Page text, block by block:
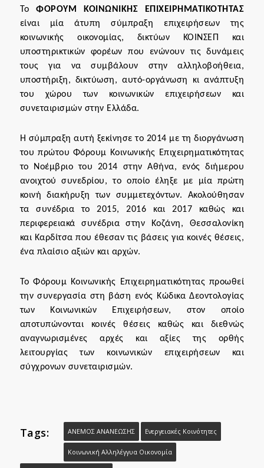
ΤοΦΟΡΟΥΜ ΚΟΙΝΩΝΙΚΗΣ ΕΠΙΧΕΙΡΗΜΑΤΙΚΟΤΗΤΑΣ
είναι μία άτυπη σύμπραξη επιχειρήσεων της
κοινωνικής οικονομίας, δικτύων ΚΟΙΝΣΕΠ και
υποστηρικτικών φορέων που ενώνουν τις δυνάμεις
τους για να συμβάλουν στην αλληλοβοήθεια,
υποστήριξη, δικτύωση, αυτό-οργάνωση κι ανάπτυξη
του χώρου των κοινωνικών επιχειρήσεων και
συνεταιρισμών στην Ελλάδα.
Η σύμπραξη αυτή ξεκίνησε το 2014 με τη διοργάνωση
του πρώτου Φόρουμ Κοινωνικής Επιχειρηματικότητας
το Νοέμβριο του 2014 στην Αθήνα, ενός διήμερου
ανοιχτού συνεδρίου, το οποίο έληξε με μία πρώτη
κοινή διακήρυξη των συμμετεχόντων. Ακολούθησαν
τα συνέδρια το 2015, 2016 και 2017 καθώς και
περιφερειακά συνέδρια στην Κοζάνη, Θεσσαλονίκη
και Καρδίτσα που έθεσαν τις βάσεις για κοινές θέσεις,
ένα πλαίσιο αξιών και αρχών.
Το Φόρουμ Κοινωνικής Επιχειρηματικότητας προωθεί
την συνεργασία στη βάση ενός Κώδικα Δεοντολογίας
των Κοινωνικών Επιχειρήσεων, στον οποίο
αποτυπώνονται κοινές θέσεις καθώς και διεθνώς
αναγνωρισμένες αρχές και αξίες της ορθής
λειτουργίας των κοινωνικών επιχειρήσεων και
σύγχρονων συνεταιρισμών.
Tags: ΑΝΕΜΟΣ ΑΝΑΝΕΩΣΗΣ Ενεργειακές Κοινότητες
Κοινωνική Αλληλέγγυα Οικονομία